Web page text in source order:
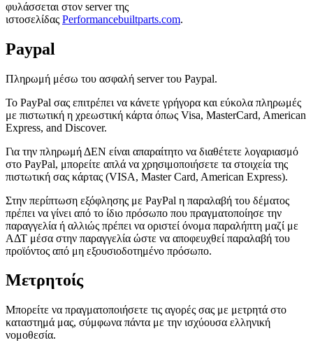
φυλάσσεται στον server της
ιστοσελίδας Performancebuiltparts.com.
Paypal
Πληρωμή μέσω του ασφαλή server του Paypal.
Το PayPal σας επιτρέπει να κάνετε γρήγορα και εύκολα πληρωμές
με πιστωτική η χρεωστική κάρτα όπως Visa, MasterCard, American
Express, and Discover.
Για την πληρωμή ΔΕΝ είναι απαραίτητο να διαθέτετε λογαριασμό
στο PayPal, μπορείτε απλά να χρησιμοποιήσετε τα στοιχεία της
πιστωτική σας κάρτας (VISA, Master Card, American Express).
Στην περίπτωση εξόφλησης με PayPal η παραλαβή του δέματος
πρέπει να γίνει από το ίδιο πρόσωπο που πραγματοποίησε την
παραγγελία ή αλλιώς πρέπει να οριστεί όνομα παραλήπτη μαζί με
ΑΔΤ μέσα στην παραγγελία ώστε να αποφευχθεί παραλαβή του
προϊόντος από μη εξουσιοδοτημένο πρόσωπο.
Μετρητοίς
Μπορείτε να πραγματοποιήσετε τις αγορές σας με μετρητά στο
καταστημά μας, σύμφωνα πάντα με την ισχύουσα ελληνική
νομοθεσία.